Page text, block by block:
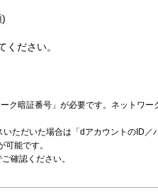
)
ださい。
ク暗証番号」が必要です。ネットワー
ただいた場合は「dアカウントのID／
能です。
ご確認ください。